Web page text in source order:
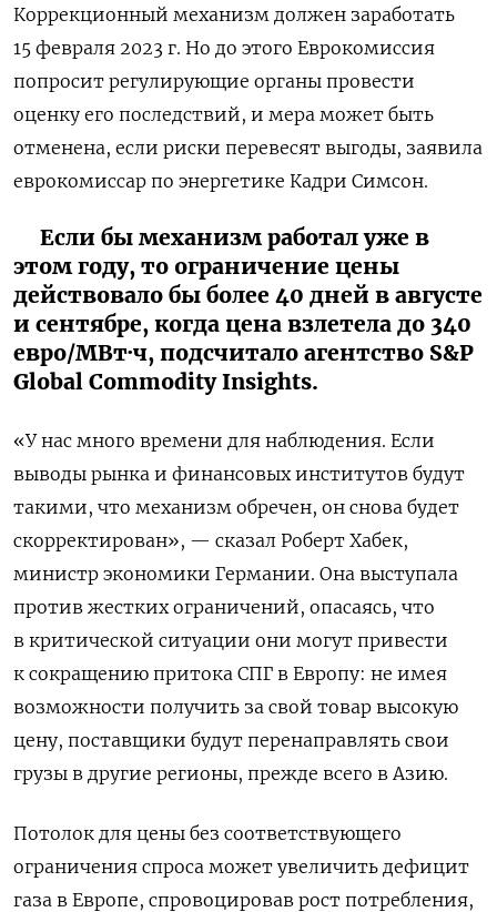
Коррекционный механизм должен заработать
15 февраля 2023 г. Но до этого Еврокомиссия
попросит регулирующие органы провести
оценку его последствий, и мера может быть
отменена, если риски перевесят выгоды, заявила
еврокомиссар по энергетике Кадри Симсон.
Если бы механизм работал уже в
этом году, то ограничение цены
действовало бы более 40 дней в августе
и сентябре, когда цена взлетела до 340
евро/МВт·ч, подсчитало агентство S&P
Global Commodity Insights.
«У нас много времени для наблюдения. Если
выводы рынка и финансовых институтов будут
такими, что механизм обречен, он снова будет
скорректирован», — сказал Роберт Хабек,
министр экономики Германии. Она выступала
против жестких ограничений, опасаясь, что
в критической ситуации они могут привести
к сокращению притока СПГ в Европу: не имея
возможности получить за свой товар высокую
цену, поставщики будут перенаправлять свои
грузы в другие регионы, прежде всего в Азию.
Потолок для цены без соответствующего
ограничения спроса может увеличить дефицит
газа в Европе, спровоцировав рост потребления,